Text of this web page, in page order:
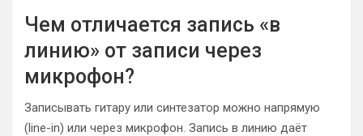
Чем отличается запись «в
линию» от записи через
микрофон?
Записывать гитару или синтезатор можно напрямую
(line-in) или через микрофон. Запись в линию даёт